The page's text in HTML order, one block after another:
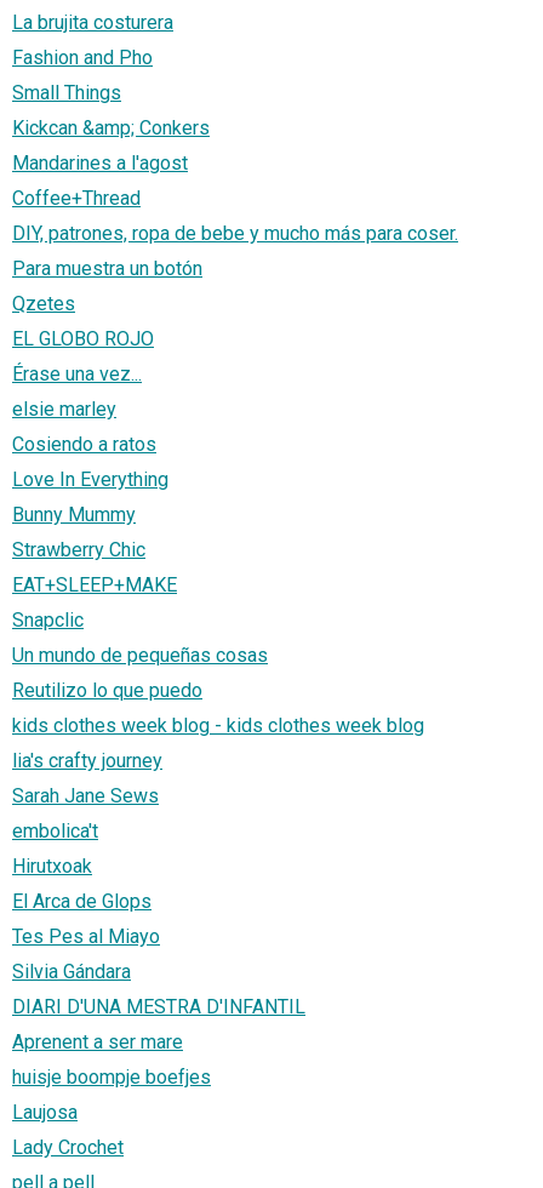
La brujita costurera
Fashion and Pho
Small Things
Kickcan &amp; Conkers
Mandarines a l'agost
Coffee+Thread
DIY, patrones, ropa de bebe y mucho más para coser.
Para muestra un botón
Qzetes
EL GLOBO ROJO
Érase una vez...
elsie marley
Cosiendo a ratos
Love In Everything
Bunny Mummy
Strawberry Chic
EAT+SLEEP+MAKE
Snapclic
Un mundo de pequeñas cosas
Reutilizo lo que puedo
kids clothes week blog - kids clothes week blog
lia's crafty journey
Sarah Jane Sews
embolica't
Hirutxoak
El Arca de Glops
Tes Pes al Miayo
Silvia Gándara
DIARI D'UNA MESTRA D'INFANTIL
Aprenent a ser mare
huisje boompje boefjes
Laujosa
Lady Crochet
pell a pell